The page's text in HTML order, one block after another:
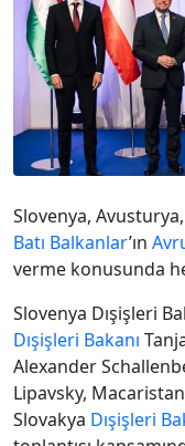
Slovenya,
Batı Balkanlar’ın
verme konusunda
Slovenya Dışişleri
Dışişleri Bakanı
Alexander
Lipavsky, Macaristan
Slovakya Dışişleri